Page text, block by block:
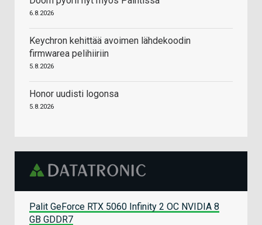
6.8.2026
Keychron kehittää avoimen lähdekoodin
firmwarea pelihiiriin
5.8.2026
Honor uudisti logonsa
5.8.2026
Palit GeForce RTX 5060 Infinity 2 OC NVIDIA 8
GB GDDR7